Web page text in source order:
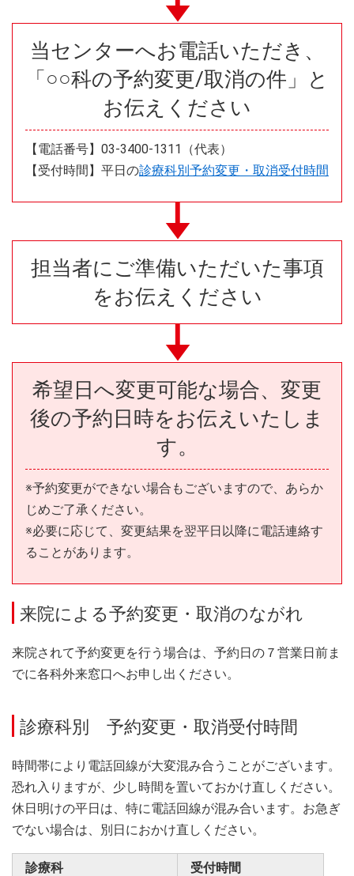
当センターへお電話いただき、
「○○科の予約変更/取消の件」と
お伝えください
【電話番号】03-3400-1311（代表）
【受付時間】平日の診療科別予約変更・取消受付時間
担当者にご準備いただいた事項
をお伝えください
希望日へ変更可能な場合、変更
後の予約日時をお伝えいたしま
す。
※予約変更ができない場合もございますので、あらか
じめご了承ください。
※必要に応じて、変更結果を翌平日以降に電話連絡す
ることがあります。
来院による予約変更・取消のながれ
来院されて予約変更を行う場合は、予約日の７営業日前ま
でに各科外来窓口へお申し出ください。
診療科別 予約変更・取消受付時間
時間帯により電話回線が大変混み合うことがございます。
恐れ入りますが、少し時間を置いておかけ直しください。
休日明けの平日は、特に電話回線が混み合います。お急ぎ
でない場合は、別日におかけ直しください。
診療科 受付時間